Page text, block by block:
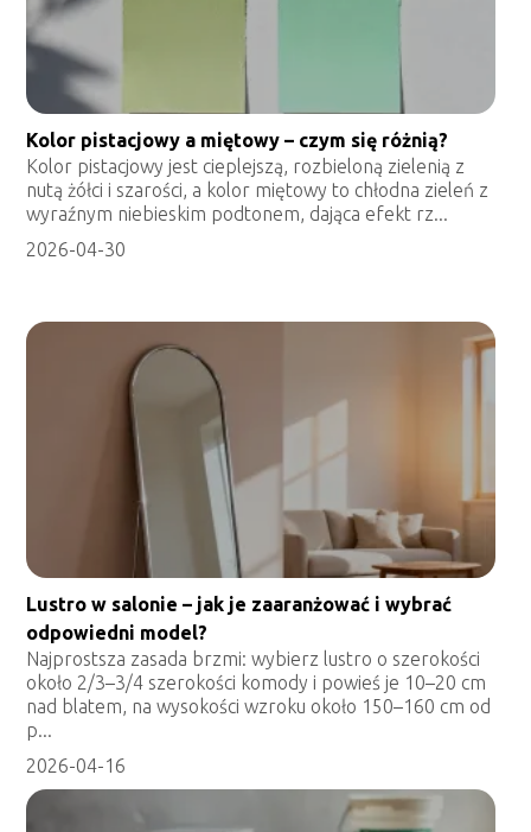
Kolor pistacjowy a miętowy – czym się różnią?
Kolor pistacjowy jest cieplejszą, rozbieloną zielenią z
nutą żółci i szarości, a kolor miętowy to chłodna zieleń z
wyraźnym niebieskim podtonem, dająca efekt rz...
2026-04-30
Lustro w salonie – jak je zaaranżować i wybrać
odpowiedni model?
Najprostsza zasada brzmi: wybierz lustro o szerokości
około 2/3–3/4 szerokości komody i powieś je 10–20 cm
nad blatem, na wysokości wzroku około 150–160 cm od
p...
2026-04-16